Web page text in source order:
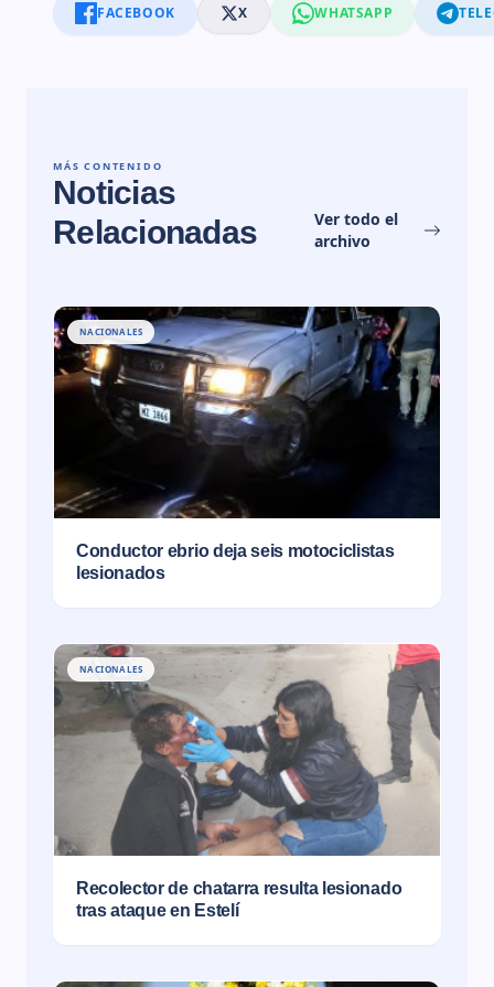
FACEBOOK X WHATSAPP
MÁS CONTENIDO
Noticias
Relacionadas
Ver todo el
archivo
NACIONALES
Conductor ebrio deja seis motociclistas
lesionados
NACIONALES
Recolector de chatarra resulta lesionado
tras ataque en Estelí